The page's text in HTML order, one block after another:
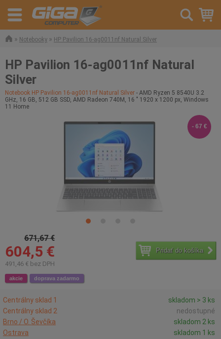
» Notebooky » HP Pavilion 16-ag0011nf Natural Silver
HP Pavilion 16-ag0011nf Natural
Silver
Notebook HP Pavilion 16-ag0011nf Natural Silver - AMD Ryzen 5 8540U 3.2
GHz, 16 GB, 512 GB SSD, AMD Radeon 740M, 16 " 1920 x 1200 px, Windows
11 Home
671,67 €
604,5 €
491,46 € bez DPH
Pridať do košíka
akcie doprava zadarmo
- 67 €
Centrálny sklad 1
skladom > 3 ks
Centrálny sklad 2
nedostupné
Brno / O. Ševčíka
skladom 2 ks
Ostrava
skladom 1 ks